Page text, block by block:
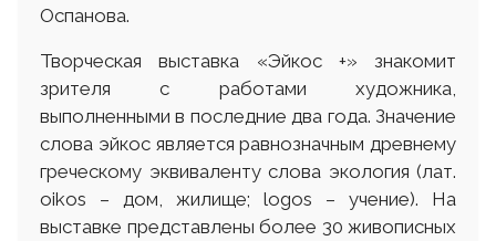
Оспанова.
Творческая выставка «Эйкос +» знакомит
зрителя с работами художника,
выполненными в последние два года. Значение
слова эйкос является равнозначным древнему
греческому эквиваленту слова экология (лат.
оіkos – дом, жилище; logos – учение). На
выставке представлены более 30 живописных